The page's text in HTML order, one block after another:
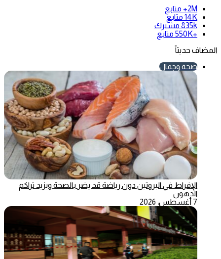
2M+
متابع
14K متابع
835k مشترك
+550K
متابع
المضاف حديثاً
صحة وجمال
الإفراط في البروتين دون رياضة قد يضر بالصحة ويزيد تراكم
الدهون
7 أغسطس، 2026